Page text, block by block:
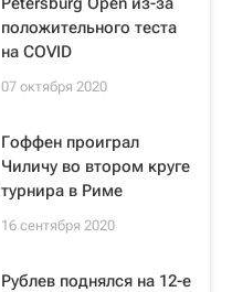
положительного теста
на COVID
07 октября 2020
Гоффен проиграл
Чиличу во втором круге
турнира в Риме
16 сентября 2020
Рублев поднялся на 12-е